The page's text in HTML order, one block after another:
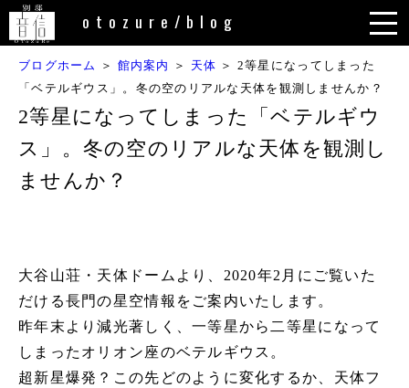
内
otozure/blog
ブログホーム ＞ 館内案内 ＞ 天体 ＞ 2等星になってしまった
「ベテルギウス」。冬の空のリアルな天体を観測しませんか？
2等星になってしまった「ベテルギウ
ス」。冬の空のリアルな天体を観測し
ませんか？
大谷山荘・天体ドームより、2020年2月にご覧いた
だける長門の星空情報をご案内いたします。
昨年末より減光著しく、一等星から二等星になって
しまったオリオン座のベテルギウス。
超新星爆発？この先どのように変化するか、天体フ